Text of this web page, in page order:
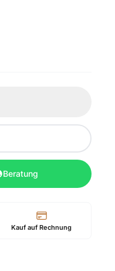
Beratung
Kauf auf Rechnung